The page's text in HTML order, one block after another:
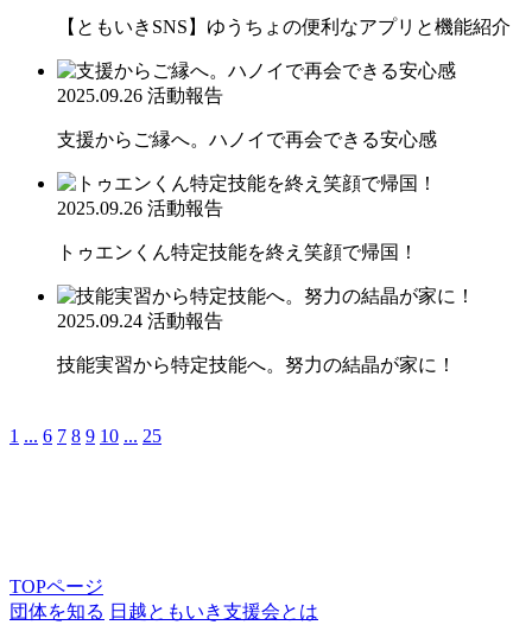
【ともいきSNS】ゆうちょの便利なアプリと機能紹介
2025.09.26 活動報告
支援からご縁へ。ハノイで再会できる安心感
2025.09.26 活動報告
トゥエンくん特定技能を終え笑顔で帰国！
2025.09.24 活動報告
技能実習から特定技能へ。努力の結晶が家に！
1 ... 6 7 8 9 10 ... 25
TOPページ
団体を知る 日越ともいき支援会とは